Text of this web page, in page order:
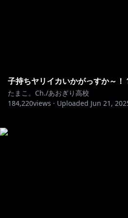
子持ちヤリイカいかがっすか～！
たまこ。Ch./あおぎり高校
184,220views · Uploaded Jun 21,